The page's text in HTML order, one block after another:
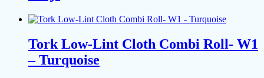
Tork Low-Lint Cloth Combi Roll- W1
– Turquoise